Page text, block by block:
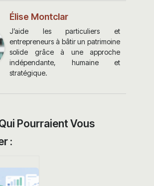
Élise Montclar
J’aide les particuliers et
entrepreneurs à bâtir un patrimoine
solide grâce à une approche
indépendante, humaine et
stratégique.
Pourraient Vous
: